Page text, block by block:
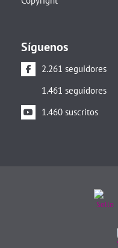
Síguenos
2.261 seguidores
1.461 seguidores
1.460 suscritos